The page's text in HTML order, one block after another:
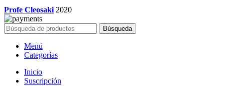
Profe Cleosaki 2020
Búsqueda
Menú
Categorías
Inicio
Suscripción